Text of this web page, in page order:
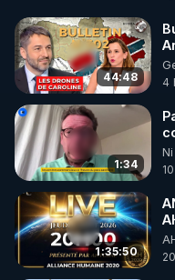
Détoxification" de
édition améliorée :
▶ https://
Découvrez
code réduction de
Warmcook:
https://
Méditez avec
régénération,
44:48
4
1:34
1:35:50